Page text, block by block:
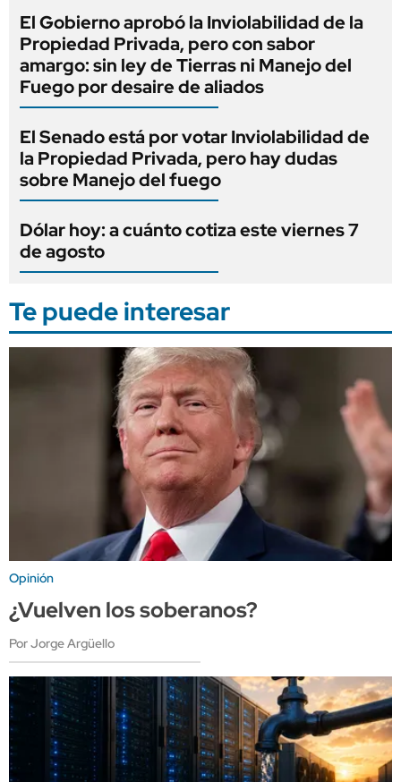
El Gobierno aprobó la Inviolabilidad de la
Propiedad Privada, pero con sabor
amargo: sin ley de Tierras ni Manejo del
Fuego por desaire de aliados
El Senado está por votar Inviolabilidad de
la Propiedad Privada, pero hay dudas
sobre Manejo del fuego
Dólar hoy: a cuánto cotiza este viernes 7
de agosto
Te puede interesar
Opinión
¿Vuelven los soberanos?
Por Jorge Argüello